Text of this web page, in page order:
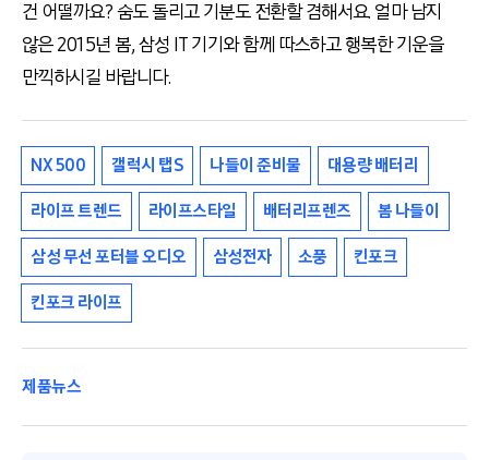
건 어떨까요? 숨도 돌리고 기분도 전환할 겸해서요. 얼마 남지
않은 2015년 봄, 삼성 IT 기기와 함께 따스하고 행복한 기운을
만끽하시길 바랍니다.
NX 500 갤럭시 탭S 나들이 준비물 대용량 배터리
라이프 트렌드 라이프스타일 배터리프렌즈 봄 나들이
삼성 무선 포터블 오디오 삼성전자 소풍 킨포크
킨포크 라이프
제품뉴스